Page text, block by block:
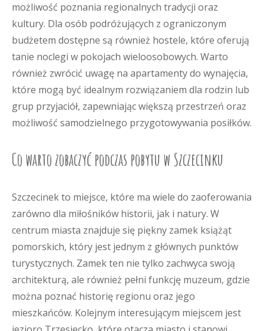
możliwość poznania regionalnych tradycji oraz
kultury. Dla osób podróżujących z ograniczonym
budżetem dostępne są również hostele, które oferują
tanie noclegi w pokojach wieloosobowych. Warto
również zwrócić uwagę na apartamenty do wynajęcia,
które mogą być idealnym rozwiązaniem dla rodzin lub
grup przyjaciół, zapewniając większą przestrzeń oraz
możliwość samodzielnego przygotowywania posiłków.
Co warto zobaczyć podczas pobytu w Szczecinku
Szczecinek to miejsce, które ma wiele do zaoferowania
zarówno dla miłośników historii, jak i natury. W
centrum miasta znajduje się piękny zamek książąt
pomorskich, który jest jednym z głównych punktów
turystycznych. Zamek ten nie tylko zachwyca swoją
architekturą, ale również pełni funkcję muzeum, gdzie
można poznać historię regionu oraz jego
mieszkańców. Kolejnym interesującym miejscem jest